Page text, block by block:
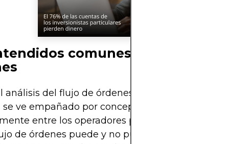
comunes sobre el flujo
análisis del flujo de órdenes tiene un valor
ve empañado por conceptos erróneos
entre los operadores principiantes.
de órdenes puede y no puede hacer es